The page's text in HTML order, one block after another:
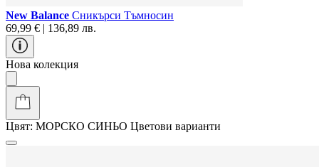
New Balance Сникърси Тъмносин
69,99 € | 136,89 лв.
Нова колекция
Цвят: МОРСКО СИНЬО Цветови варианти